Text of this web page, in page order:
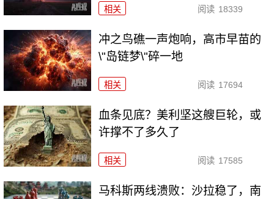
相关 阅读 18339
冲之鸟礁一声炮响，高市早苗的
\"岛链梦\"碎一地
相关 阅读 17694
血条见底？美利坚这艘巨轮，或
许撑不了多久了
相关 阅读 17585
马科斯两线溃败：沙拉稳了，南